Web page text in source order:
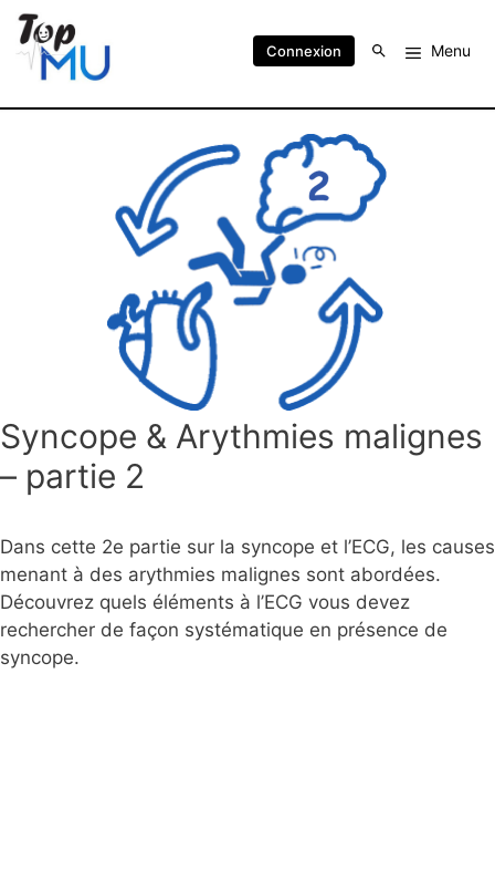
Connexion Menu
Syncope & Arythmies malignes
– partie 2
Dans cette 2e partie sur la syncope et l’ECG, les causes
menant à des arythmies malignes sont abordées.
Découvrez quels éléments à l’ECG vous devez
rechercher de façon systématique en présence de
syncope.